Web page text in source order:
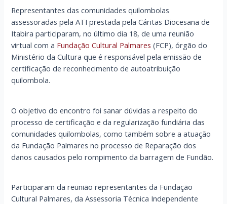
Representantes das comunidades quilombolas
assessoradas pela ATI prestada pela Cáritas Diocesana de
Itabira participaram, no último dia 18, de uma reunião
virtual com a Fundação Cultural Palmares (FCP), órgão do
Ministério da Cultura que é responsável pela emissão de
certificação de reconhecimento de autoatribuição
quilombola.
O objetivo do encontro foi sanar dúvidas a respeito do
processo de certificação e da regularização fundiária das
comunidades quilombolas, como também sobre a atuação
da Fundação Palmares no processo de Reparação dos
danos causados pelo rompimento da barragem de Fundão.
Participaram da reunião representantes da Fundação
Cultural Palmares, da Assessoria Técnica Independente